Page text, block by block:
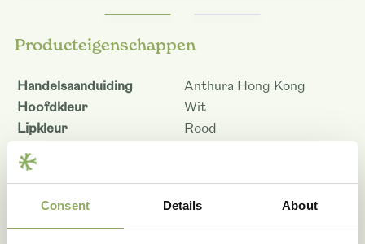
Consent Details About
Producteigenschappen
Handelsaanduiding
Anthura Hong Kong
Hoofdkleur
Wit
Lipkleur
Rood
Patroon
Kleurcode
Houdbaarheid - dagen
12
Productiviteit
Productief